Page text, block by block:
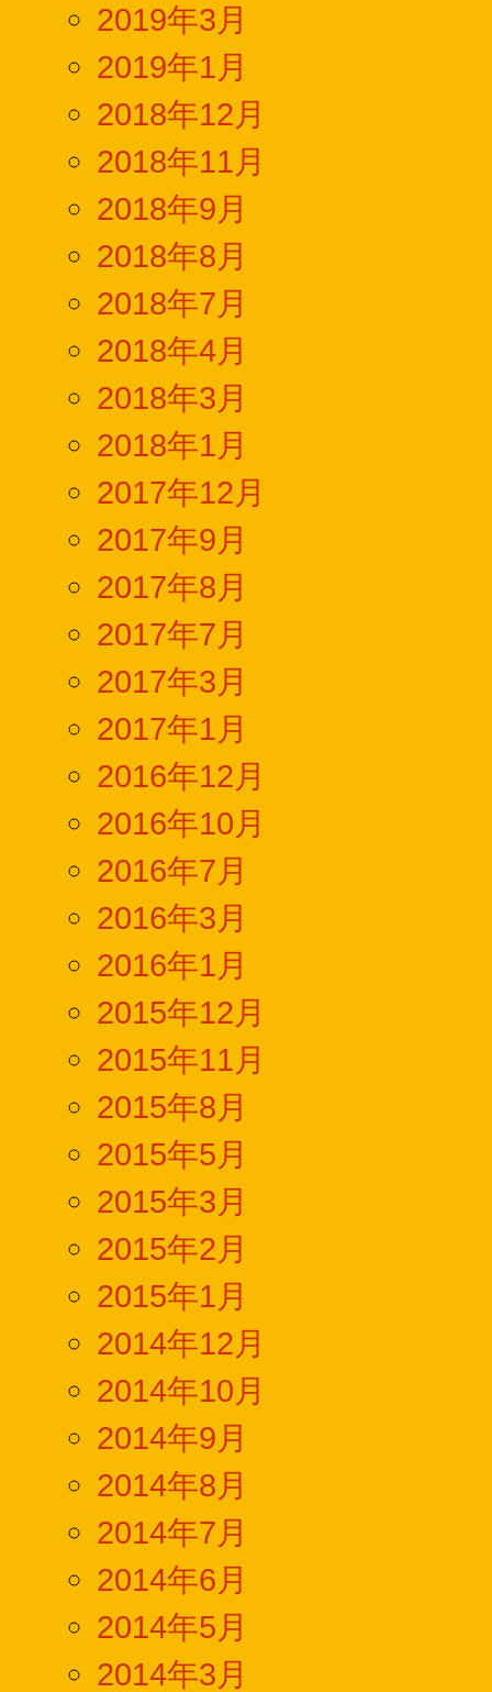
2019年3月
2019年1月
2018年12月
2018年11月
2018年9月
2018年8月
2018年7月
2018年4月
2018年3月
2018年1月
2017年12月
2017年9月
2017年8月
2017年7月
2017年3月
2017年1月
2016年12月
2016年10月
2016年7月
2016年3月
2016年1月
2015年12月
2015年11月
2015年8月
2015年5月
2015年3月
2015年2月
2015年1月
2014年12月
2014年10月
2014年9月
2014年8月
2014年7月
2014年6月
2014年5月
2014年3月